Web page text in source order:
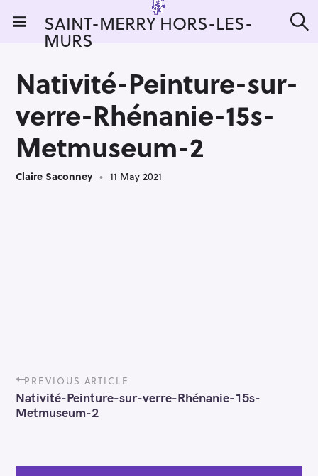
i
SAINT-MERRY HORS-LES-
MURS e
Nativité-Peinture-sur-
verre-Rhénanie-15s-
Metmuseum-2
Claire Saconney 11 May 2021
P
o
s
t
v
PREVIOUS ARTICLE
Nativité-Peinture-sur-verre-Rhénanie-15s-
Metmuseum-2